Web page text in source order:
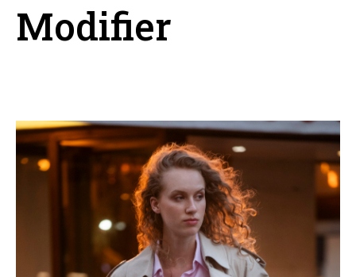
Modifier